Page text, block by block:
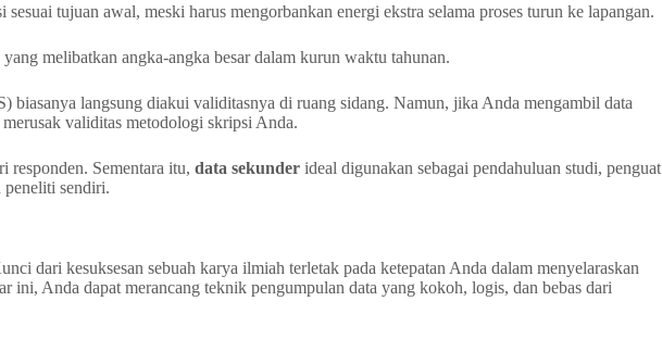
tujuan awal, meski harus mengorbankan energi ekstra selama proses turun ke lapangan.
melibatkan angka-angka besar dalam kurun waktu tahunan.
langsung diakui validitasnya di ruang sidang. Namun, jika Anda mengambil data
validitas metodologi skripsi Anda.
responden. Sementara itu, data sekunder ideal digunakan sebagai pendahuluan studi, penguat
peneliti sendiri.
dari kesuksesan sebuah karya ilmiah terletak pada ketepatan Anda dalam menyelaraskan
ini, Anda dapat merancang teknik pengumpulan data yang kokoh, logis, dan bebas dari